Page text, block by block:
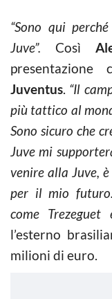
“Sono qui
Juve”. Così
Juventus. “Il
più tattico al
Sono sicuro che
Juve mi
venire alla Juve,
per il mio
come Trezeguet
l’esterno
milioni di euro.